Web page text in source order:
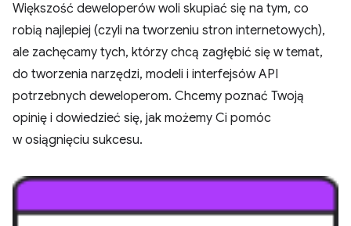
Większość deweloperów woli skupiać się na tym, co
robią najlepiej (czyli na tworzeniu stron internetowych),
ale zachęcamy tych, którzy chcą zagłębić się w temat,
do tworzenia narzędzi, modeli i interfejsów API
potrzebnych deweloperom. Chcemy poznać Twoją
opinię i dowiedzieć się, jak możemy Ci pomóc
w osiągnięciu sukcesu.